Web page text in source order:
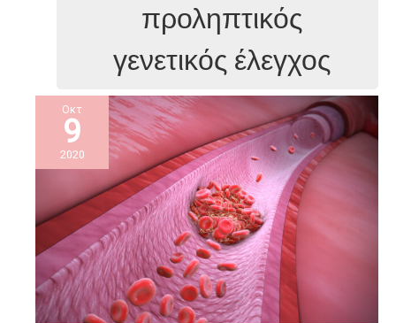
προληπτικός
γενετικός έλεγχος
Οκτ
9
2020